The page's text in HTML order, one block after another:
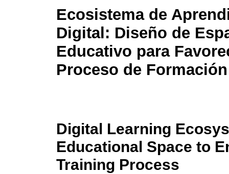
Ecosistema de
Digital: Diseño de
Educativo para
Proceso de
Digital Learning
Educational Space to
Training Process